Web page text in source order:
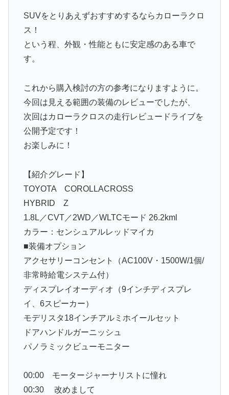
SUVをとりあえずおすすめするならカローラクロ
ス！
という程、外観・性能ともに安定感のある車で
す。
これから購入検討の方の参考になりますように。
今回は見える範囲の装備のレビューでしたが、
次回はカローラクロスの走行レビュードライブを
公開予定です！
お楽しみに！
【紹介グレード】
TOYOTA COROLLACROSS
HYBRID Z
1.8L／CVT／2WD／WLTCモード 26.2kml
カラー：センシュアルレッドマイカ
■装備オプション
アクセサリーコンセント（AC100V・1500W/1個/
非常時給電システム付）
ディスプレイオーディオ（9インチディスプレ
イ、6スピーカー）
モデリスタ18インチアルミホイールセット
ドアハンドルガーニッシュ
パノラミックビューモニター
00:00 モータージャーナリストに憧れ
00:30 改めまして